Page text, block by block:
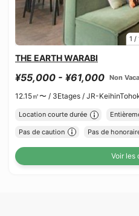
1 /
THE EARTH WARABI
¥55,000 - ¥61,000 Non
12.15㎡〜 / 3Etages / JR-
Location courte durée
Pas de caution Pas de
Voir les